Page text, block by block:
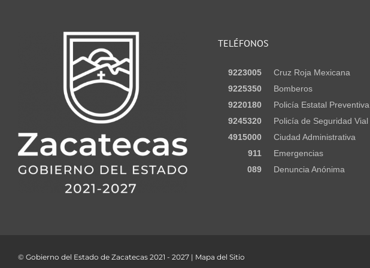
TELÉFONOS
9223005
Cruz Roja Mexicana
9225350
Bomberos
9220180
Policía Estatal Preventiva
9245320
Policía de Seguridad Vial
4915000
Ciudad Administrativa
911
Emergencias
089
Denuncia Anónima
© Gobierno del Estado de Zacatecas 2021 - 2027 | Mapa del Sitio